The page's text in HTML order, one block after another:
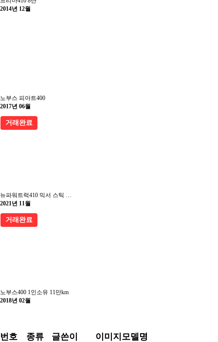
2014년 12월
노부스 피아트400
2017년 06월
거래완료
뉴파워트럭410 믹서 스틱 특 급매
2021년 11월
거래완료
노부스400 1인소유 11만km
2018년 02월
번호 종류 글쓴이 이미지 모델명